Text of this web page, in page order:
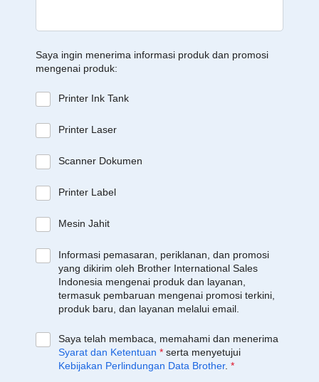
Saya ingin menerima informasi produk dan promosi
mengenai produk:
Printer Ink Tank
Printer Laser
Scanner Dokumen
Printer Label
Mesin Jahit
Informasi pemasaran, periklanan, dan promosi
yang dikirim oleh Brother International Sales
Indonesia mengenai produk dan layanan,
termasuk pembaruan mengenai promosi terkini,
produk baru, dan layanan melalui email.
Saya telah membaca, memahami dan menerima
Syarat dan Ketentuan * serta menyetujui
Kebijakan Perlindungan Data Brother. *